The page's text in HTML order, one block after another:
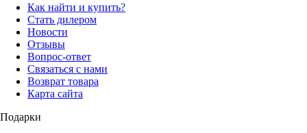
Как найти и купить?
Стать дилером
Новости
Отзывы
Вопрос-ответ
Связаться с нами
Возврат товара
Карта сайта
Подарки